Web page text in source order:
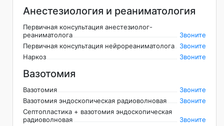
Анестезиология и реаниматология
Первичная консультация анестезиолог-
реаниматолога
Звоните
Первичная консультация нейрореаниматолога
Звоните
Наркоз
Звоните
Вазотомия
Вазотомия
Звоните
Вазотомия эндоскопическая радиоволновая
Звоните
Септопластика + вазотомия эндоскопическая
радиоволновая
Звоните